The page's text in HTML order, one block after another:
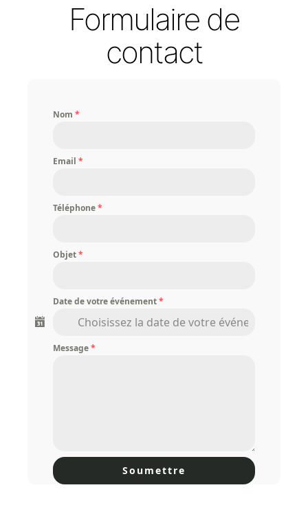
Formulaire de
contact
Nom *
Email *
Téléphone*
Objet*
Date de votre événement*
Message*
Soumettre